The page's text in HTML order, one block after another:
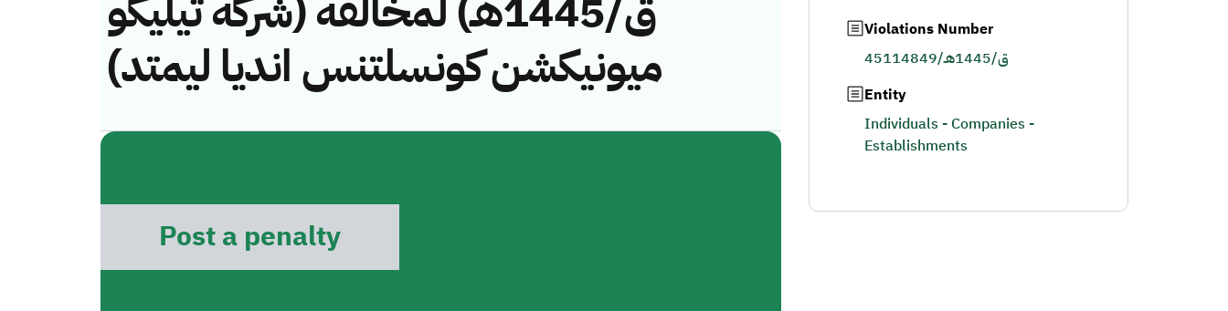
ميونيكشن كونسلتنس انديا ليمتد)
Post a penalty
Violations Number
45114849/ق/1445هـ
Entity
Individuals - Companies -
Establishments